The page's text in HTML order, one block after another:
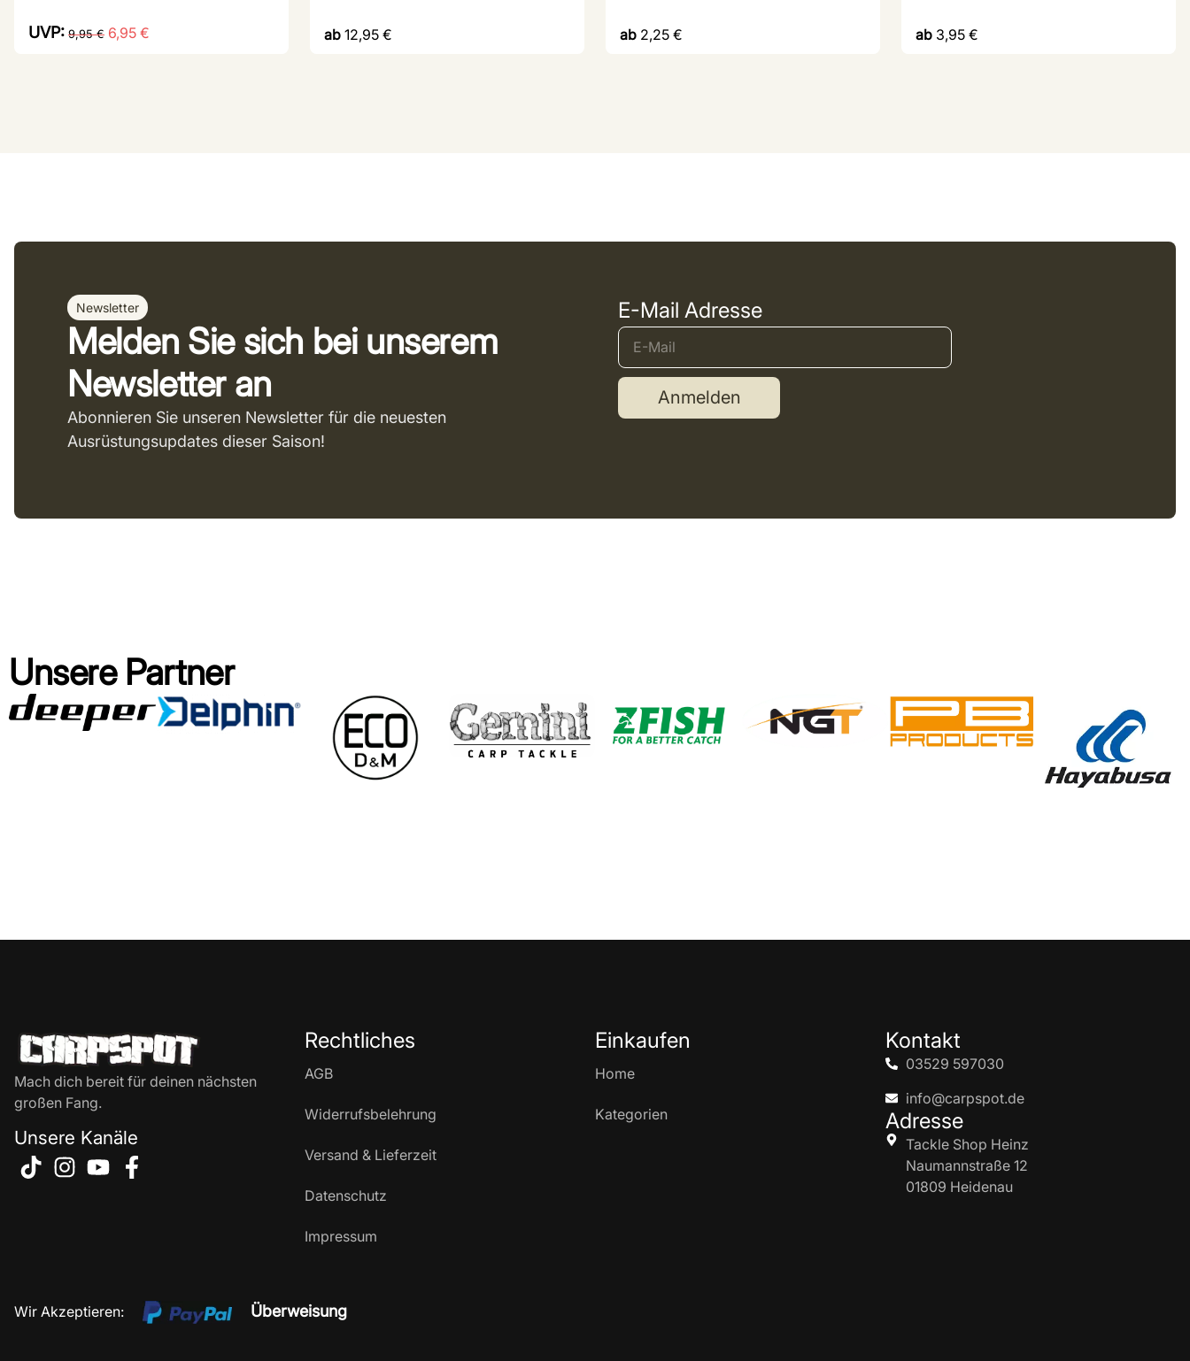
UVP: 9,95€ 6,95 € ab 12,95 € ab 2,25 € ab 3,95 €
Newsletter
Melden Sie sich bei unserem
Newsletter an
Abonnieren Sie unseren Newsletter für die neuesten
Ausrüstungsupdates dieser Saison!
E-Mail Adresse
Anmelden
Unsere Partner
Mach dich bereit für deinen nächsten
großen Fang.
Unsere Kanäle
Rechtliches
AGB
Widerrufsbelehrung
Versand & Lieferzeit
Datenschutz
Impressum
Einkaufen
Home
Kategorien
Kontakt
03529 597030
info@carpspot.de
Adresse
Tackle Shop Heinz
Naumannstraße 12
01809 Heidenau
Wir Akzeptieren: Überweisung